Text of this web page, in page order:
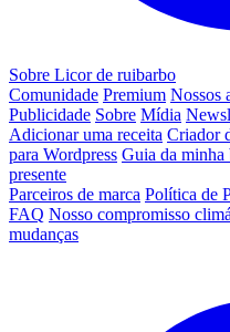
Sobre Licor de ruibarbo
Comunidade Premium Nossos
Publicidade Sobre Mídia
Adicionar uma receita Criador
para Wordpress Guia da minha
presente
Parceiros de marca Política de
FAQ Nosso compromisso
mudanças